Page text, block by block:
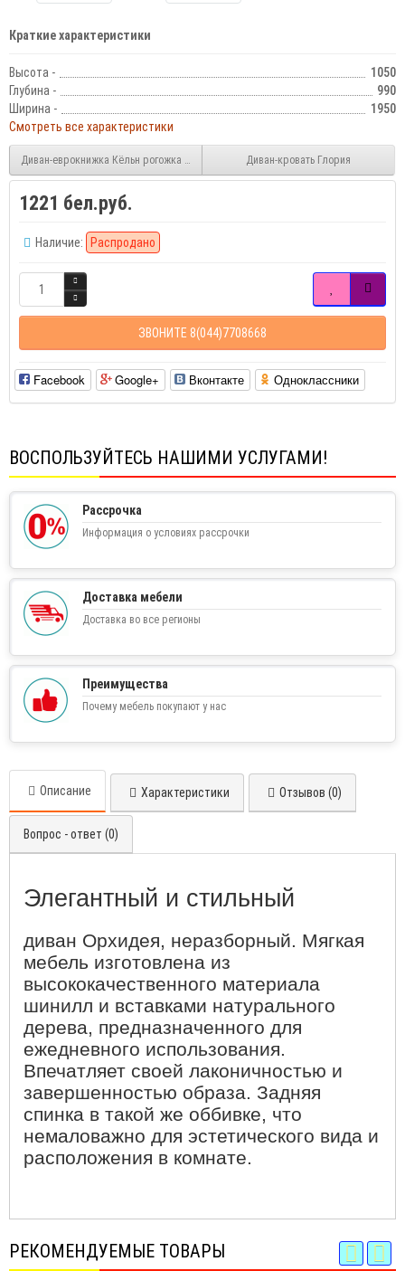
Краткие характеристики
Высота -
1050
Глубина -
990
Ширина -
1950
Смотреть все характеристики
Диван-еврокнижка Кёльн рогожка с рисунком Диван-кровать Глория
1221 бел.руб.
Наличие: Распродано
ЗВОНИТЕ 8(044)7708668
Facebook Google+ Вконтакте Одноклассники
ВОСПОЛЬЗУЙТЕСЬ НАШИМИ УСЛУГАМИ!
Рассрочка
Информация о условиях рассрочки
Доставка мебели
Доставка во все регионы
Преимущества
Почему мебель покупают у нас
Описание Характеристики Отзывов (0)
Вопрос - ответ (0)
Элегантный и стильный
диван Орхидея, неразборный. Мягкая
мебель изготовлена из
высококачественного материала
шинилл и вставками натурального
дерева, предназначенного для
ежедневного использования.
Впечатляет своей лаконичностью и
завершенностью образа. Задняя
спинка в такой же оббивке, что
немаловажно для эстетического вида и
расположения в комнате.
РЕКОМЕНДУЕМЫЕ ТОВАРЫ